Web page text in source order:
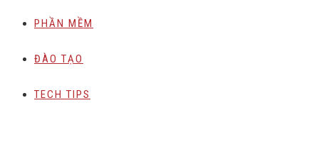
PHẦN MỀM
ĐÀO TẠO
TECH TIPS